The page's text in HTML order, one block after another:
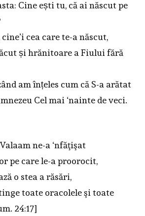
Cine ești tu, că ai născut pe
cea care te-a născut,
și hrănitoare a Fiului fără
am înțeles cum că S-a arătat
Cel mai ‘nainte de veci.
ne-a ‘nfăţişat
pe care le-a proorocit,
o stea a răsări,
toate oracolele şi toate
24:17]